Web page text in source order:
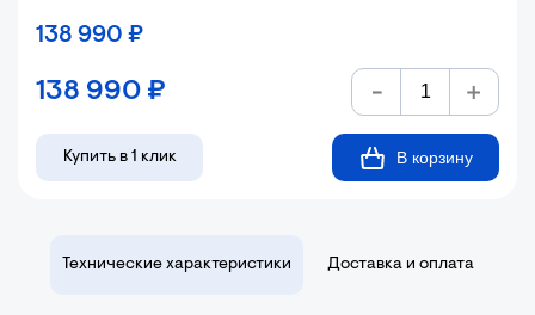
138 990 ₽
138 990 ₽
Купить в 1 клик В корзину
Технические характеристики Доставка и оплата